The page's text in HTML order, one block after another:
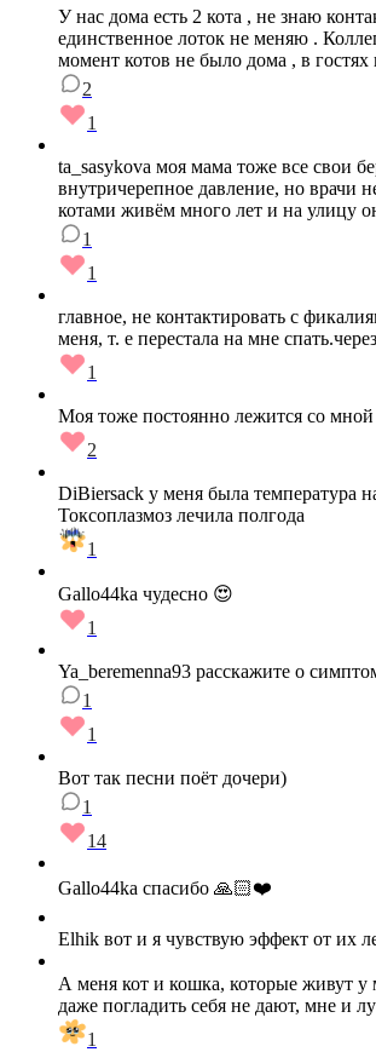
У нас дома есть 2 кота , не знаю
единственное лоток не меняю .
момент котов не было дома , в
2
1
ta_sasykova моя мама тоже все свои
внутричерепное давление, но врачи
котами живём много лет и на улицу
1
1
главное, не контактировать с
меня, т. е перестала на мне
1
Моя тоже постоянно лежится со
2
DiBiersack у меня была температура
Токсоплазмоз лечила полгода
1
Gallo44ka чудесно 😍
1
Ya_beremenna93 расскажите о
1
1
Вот так песни поёт дочери)
1
14
Gallo44ka спасибо 🙏🏻❤️
Elhik вот и я чувствую эффект от их
А меня кот и кошка, которые живут у
даже погладить себя не дают, мне и
1